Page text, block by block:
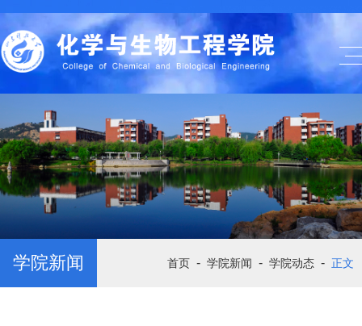
学院新闻 首页 - 学院新闻 - 学院动态 - 正文